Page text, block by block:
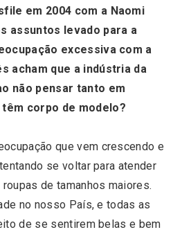
em 2004 com a Naomi
assuntos levado para a
excessiva com a
acham que a indústria da
não pensar tanto em
corpo de modelo?
que vem crescendo e
se voltar para atender
de tamanhos maiores.
no nosso País, e todas as
de se sentirem belas e bem